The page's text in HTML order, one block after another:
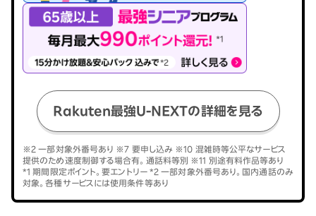
Rakuten最強U-NEXTの詳細を見る
※2 一部対象外番号あり ※7 要申し込み ※10 混雑時等公平なサービス
提供のため速度制御する場合有。通話料等別 ※11 別途有料作品等あり
*1 期間限定ポイント。要エントリー *2 一部対象外番号あり。国内通話のみ
対象。各種サービスには使用条件等あり